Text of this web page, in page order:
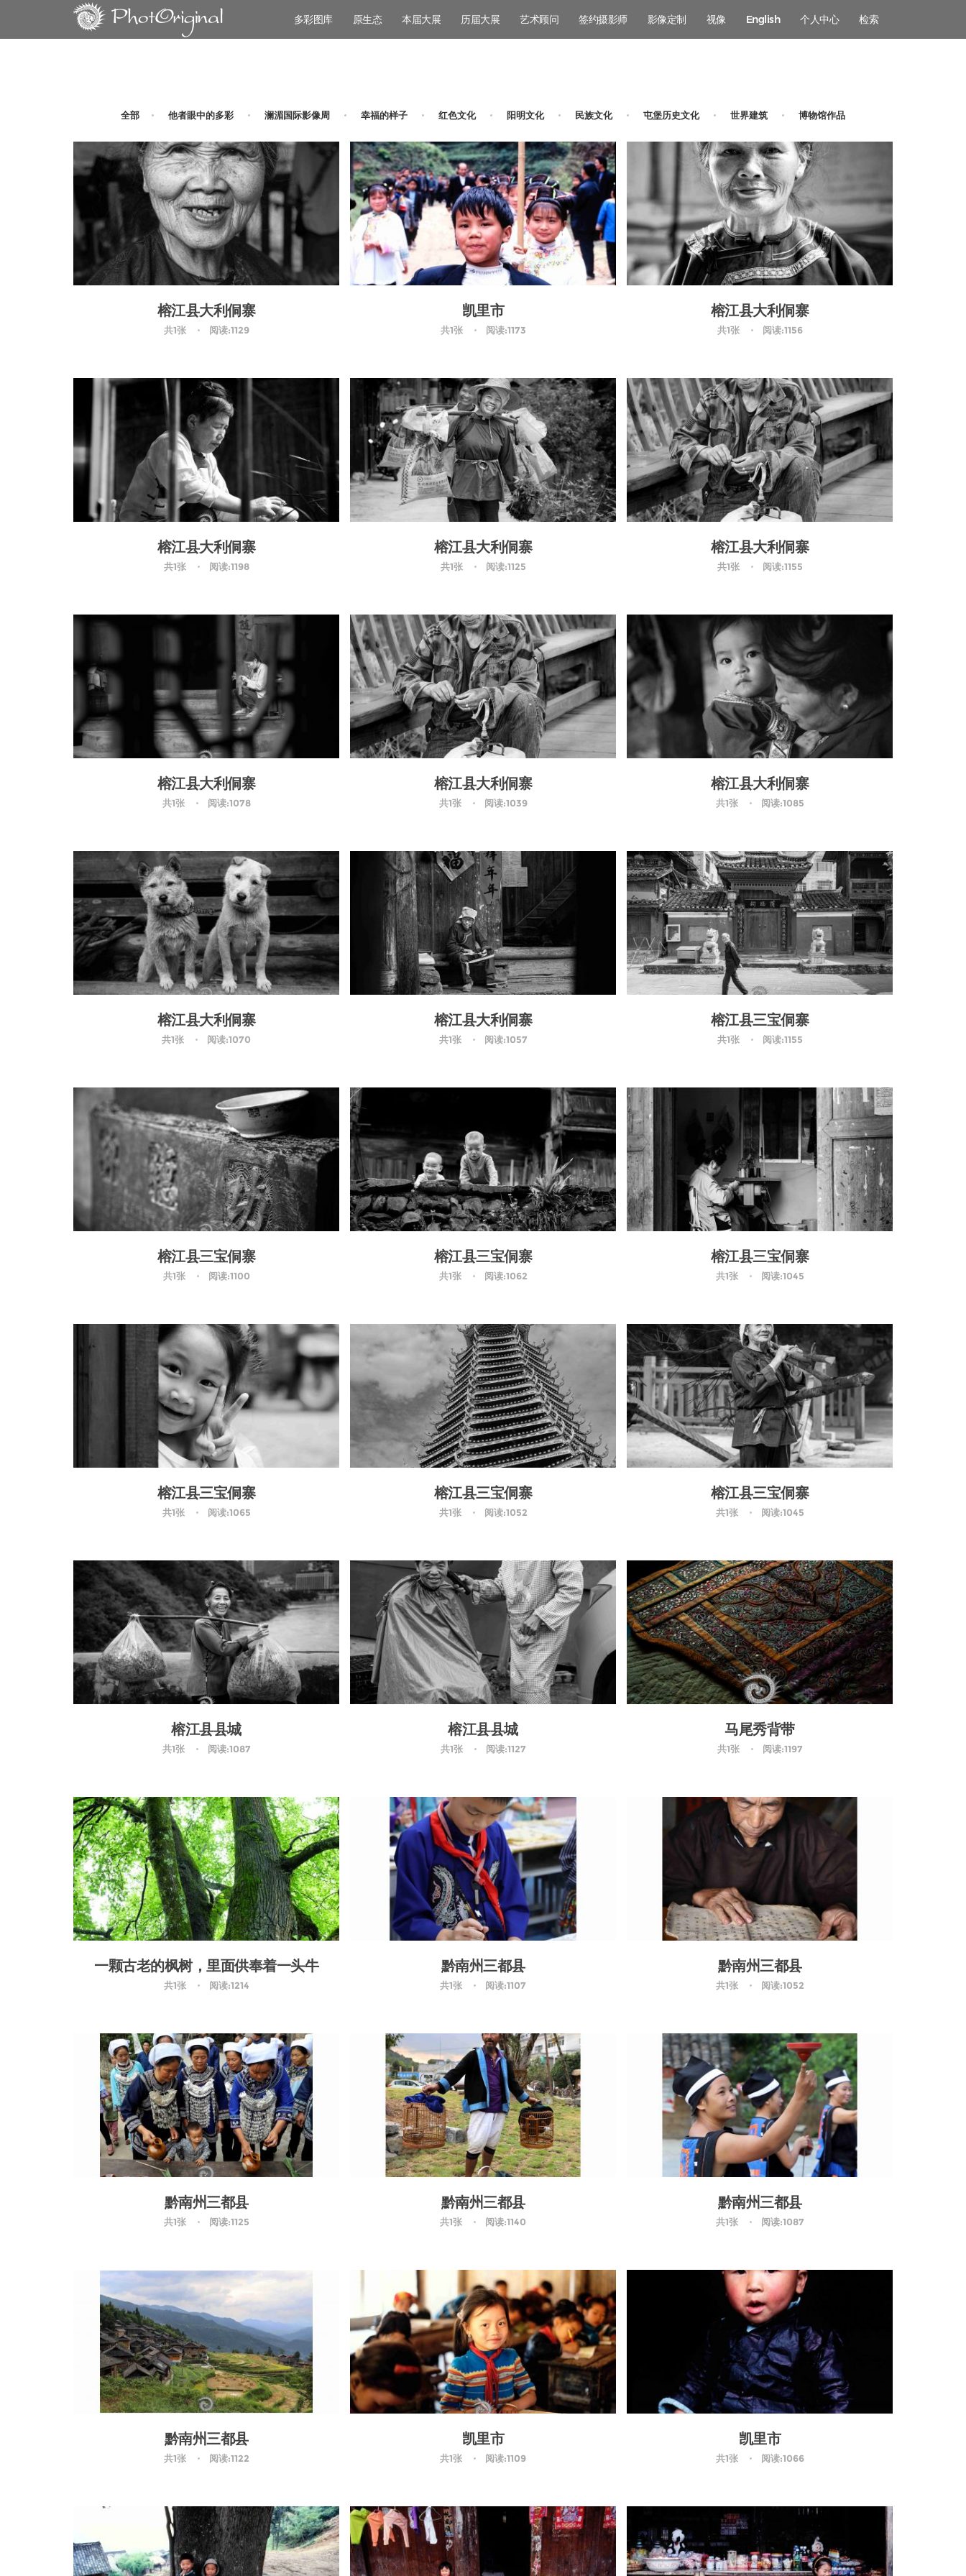
多彩图库 原生态 本届大展 历届大展 艺术顾问 签约摄影师 影像定制 视像 English 个人中心 检索
全部 他者眼中的多彩 澜湄国际影像周 幸福的样子 红色文化 阳明文化 民族文化 屯堡历史文化 世界建筑 博物馆作品
榕江县大利侗寨
共1张 阅读:1129
凯里市
共1张 阅读:1173
榕江县大利侗寨
共1张 阅读:1156
榕江县大利侗寨
共1张 阅读:1198
榕江县大利侗寨
共1张 阅读:1125
榕江县大利侗寨
共1张 阅读:1155
榕江县大利侗寨
共1张 阅读:1078
榕江县大利侗寨
共1张 阅读:1039
榕江县大利侗寨
共1张 阅读:1085
榕江县大利侗寨
共1张 阅读:1070
榕江县大利侗寨
共1张 阅读:1057
榕江县三宝侗寨
共1张 阅读:1155
榕江县三宝侗寨
共1张 阅读:1100
榕江县三宝侗寨
共1张 阅读:1062
榕江县三宝侗寨
共1张 阅读:1045
榕江县三宝侗寨
共1张 阅读:1065
榕江县三宝侗寨
共1张 阅读:1052
榕江县三宝侗寨
共1张 阅读:1045
榕江县县城
共1张 阅读:1087
榕江县县城
共1张 阅读:1127
马尾秀背带
共1张 阅读:1197
一颗古老的枫树，里面供奉着一头牛
共1张 阅读:1214
黔南州三都县
共1张 阅读:1107
黔南州三都县
共1张 阅读:1052
黔南州三都县
共1张 阅读:1125
黔南州三都县
共1张 阅读:1140
黔南州三都县
共1张 阅读:1087
黔南州三都县
共1张 阅读:1122
凯里市
共1张 阅读:1109
凯里市
共1张 阅读:1066